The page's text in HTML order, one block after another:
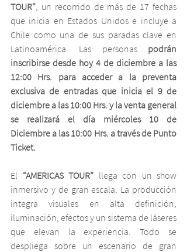
TOUR”, un recorrido de más de 17 fechas
que inicia en Estados Unidos e incluye a
Chile como una de sus paradas clave en
Latinoamérica. Las personas podrán
inscribirse desde hoy 4 de diciembre a las
12:00 Hrs. para acceder a la preventa
exclusiva de entradas que inicia el 9 de
diciembre a las 10:00 Hrs. y la venta general
se realizará el día miércoles 10 de
Diciembre a las 10:00 Hrs. a través de Punto
Ticket.
El “AMERICAS TOUR” llega con un show
inmersivo y de gran escala. La producción
integra visuales en alta definición,
iluminación, efectos y un sistema de láseres
que elevan la experiencia. Todo se
despliega sobre un escenario de gran